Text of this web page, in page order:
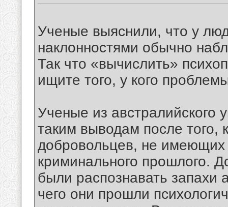
Ученые выяснили, что у
наклонностями обычно
Так что «вычислить»
ищите того, у кого
Ученые из австралийского
таким выводам после того,
добровольцев, не
криминального прошлого.
были распознавать запахи
чего они прошли